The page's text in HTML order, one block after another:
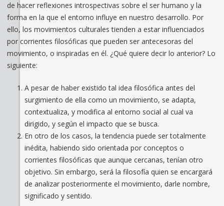
de hacer reflexiones introspectivas sobre el ser humano y la
forma en la que el entorno influye en nuestro desarrollo. Por
ello, los movimientos culturales tienden a estar influenciados
por corrientes filosóficas que pueden ser antecesoras del
movimiento, o inspiradas en él. ¿Qué quiere decir lo anterior? Lo
siguiente:
A pesar de haber existido tal idea filosófica antes del
surgimiento de ella como un movimiento, se adapta,
contextualiza, y modifica al entorno social al cual va
dirigido, y según el impacto que se busca.
En otro de los casos, la tendencia puede ser totalmente
inédita, habiendo sido orientada por conceptos o
corrientes filosóficas que aunque cercanas, tenían otro
objetivo. Sin embargo, será la filosofía quien se encargará
de analizar posteriormente el movimiento, darle nombre,
significado y sentido.